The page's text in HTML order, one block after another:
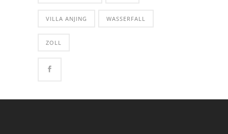
VILLA ANJING WASSERFALL
ZOLL